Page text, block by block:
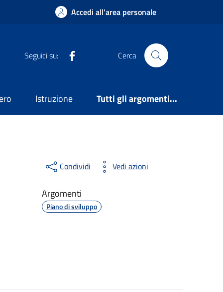
Accedi all'area personale
Seguici su: Cerca
Istruzione Tutti gli argomenti...
Condividi Vedi azioni
Argomenti
Piano di sviluppo